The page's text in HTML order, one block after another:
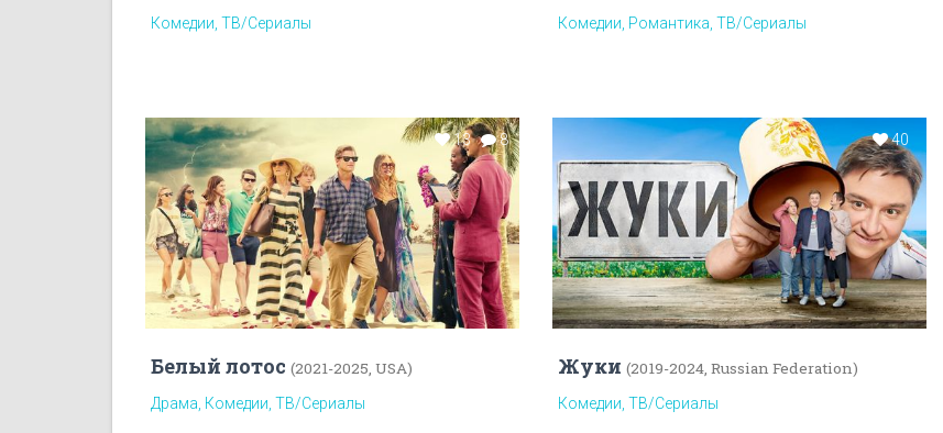
Комедии, ТВ/Сериалы Комедии, Романтика, ТВ/Сериалы
13 8
Белый лотос (2021-2025, USA)
Драма, Комедии, ТВ/Сериалы
40
Жуки (2019-2024, Russian Federation)
Комедии, ТВ/Сериалы